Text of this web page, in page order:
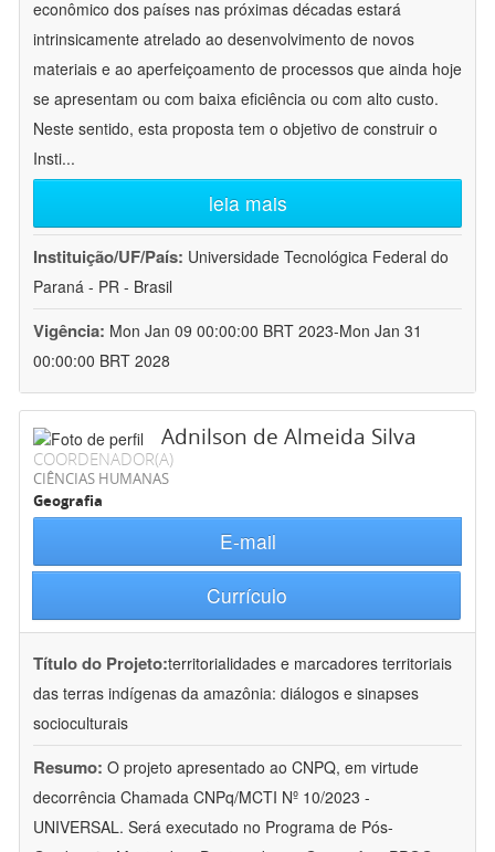
econômico dos países nas próximas décadas estará
intrinsicamente atrelado ao desenvolvimento de novos
materiais e ao aperfeiçoamento de processos que ainda hoje
se apresentam ou com baixa eficiência ou com alto custo.
Neste sentido, esta proposta tem o objetivo de construir o
Insti...
leia mais
Instituição/UF/País: Universidade Tecnológica Federal do
Paraná - PR - Brasil
Vigência: Mon Jan 09 00:00:00 BRT 2023-Mon Jan 31
00:00:00 BRT 2028
Adnilson de Almeida Silva
COORDENADOR(A)
CIÊNCIAS HUMANAS
Geografia
E-mail
Currículo
Título do Projeto:territorialidades e marcadores territoriais
das terras indígenas da amazônia: diálogos e sinapses
socioculturais
Resumo: O projeto apresentado ao CNPQ, em virtude
decorrência Chamada CNPq/MCTI Nº 10/2023 -
UNIVERSAL. Será executado no Programa de Pós-